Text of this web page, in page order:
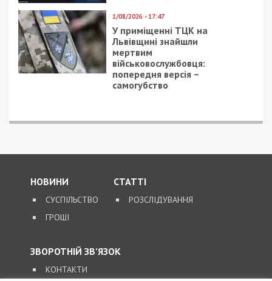
1/08/2026 - 17:47
У приміщенні ТЦК на
Львівщині знайшли
мертвим
військовослужбовця:
попередня версія –
самогубство
НОВИНИ
СУСПІЛЬСТВО
ГРОШІ
СТАТТІ
РОЗСЛІДУВАННЯ
ЗВОРОТНІЙ ЗВ’ЯЗОК
КОНТАКТИ